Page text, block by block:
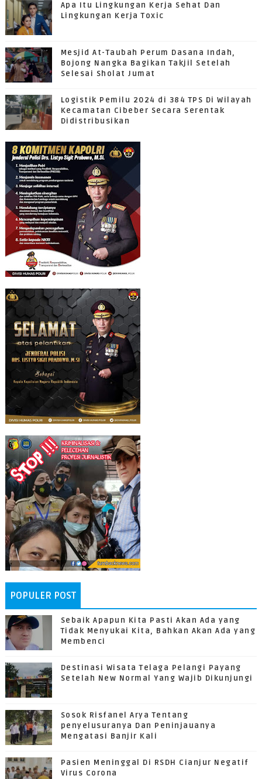
Apa Itu Lingkungan Kerja Sehat Dan
Lingkungan Kerja Toxic
Mesjid At-Taubah Perum Dasana Indah,
Bojong Nangka Bagikan Takjil Setelah
Selesai Sholat Jumat
Logistik Pemilu 2024 di 384 TPS Di Wilayah
Kecamatan Cibeber Secara Serentak
Didistribusikan
POPULER POST
Sebaik Apapun Kita Pasti Akan Ada yang
Tidak Menyukai Kita, Bahkan Akan Ada yang
Membenci
Destinasi Wisata Telaga Pelangi Payang
Setelah New Normal Yang Wajib Dikunjungi
Sosok Risfanel Arya Tentang
penyelusuranya Dan Peninjauanya
Mengatasi Banjir Kali
Pasien Meninggal Di RSDH Cianjur Negatif
Virus Corona